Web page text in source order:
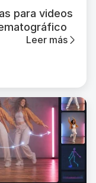
para videos
Leer más